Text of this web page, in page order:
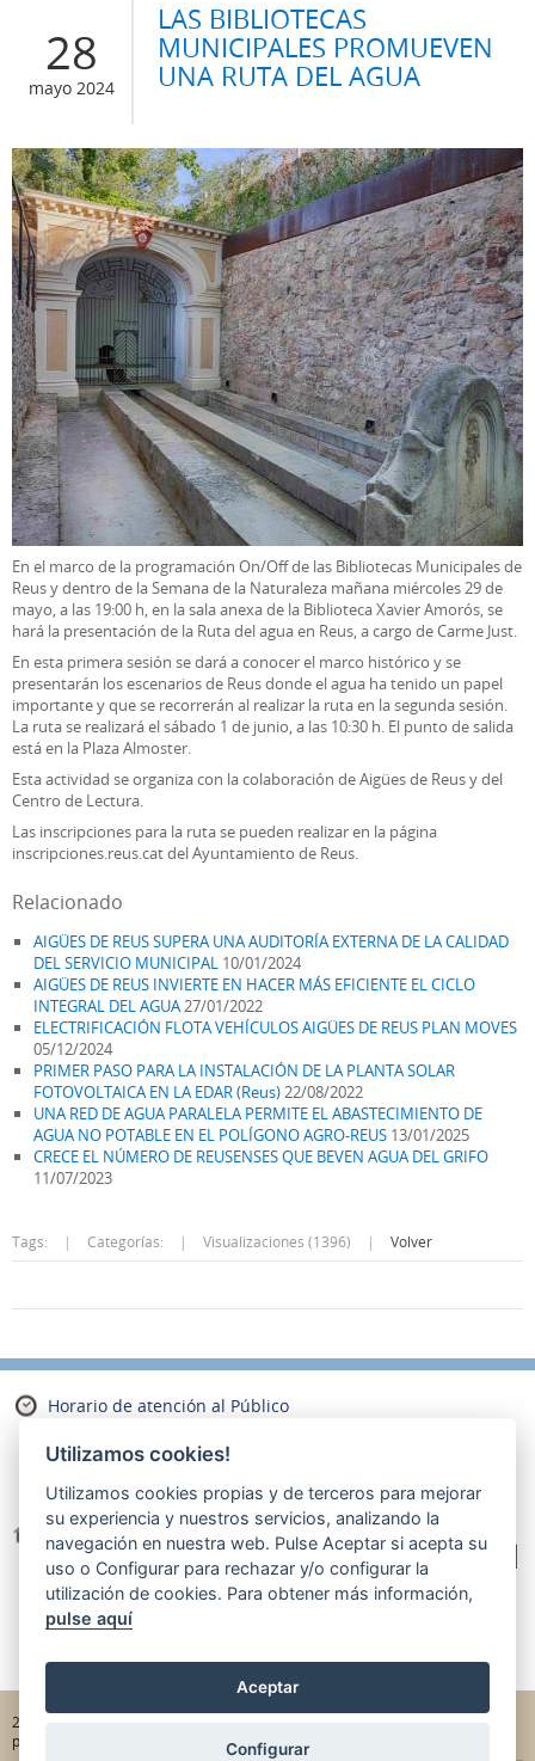
28
mayo 2024
LAS BIBLIOTECAS
MUNICIPALES PROMUEVEN
UNA RUTA DEL AGUA
En el marco de la programación On/Off de las Bibliotecas Municipales de
Reus y dentro de la Semana de la Naturaleza mañana miércoles 29 de
mayo, a las 19:00 h, en la sala anexa de la Biblioteca Xavier Amorós, se
hará la presentación de la Ruta del agua en Reus, a cargo de Carme Just.
En esta primera sesión se dará a conocer el marco histórico y se
presentarán los escenarios de Reus donde el agua ha tenido un papel
importante y que se recorrerán al realizar la ruta en la segunda sesión.
La ruta se realizará el sábado 1 de junio, a las 10:30 h. El punto de salida
está en la Plaza Almoster.
Esta actividad se organiza con la colaboración de Aigües de Reus y del
Centro de Lectura.
Las inscripciones para la ruta se pueden realizar en la página
inscripciones.reus.cat del Ayuntamiento de Reus.
Relacionado
AIGÜES DE REUS SUPERA UNA AUDITORÍA EXTERNA DE LA CALIDAD
DEL SERVICIO MUNICIPAL 10/01/2024
AIGÜES DE REUS INVIERTE EN HACER MÁS EFICIENTE EL CICLO
INTEGRAL DEL AGUA27/01/2022
ELECTRIFICACIÓN FLOTA VEHÍCULOS AIGÜES DE REUS PLAN MOVES
05/12/2024
PRIMER PASO PARA LA INSTALACIÓN DE LA PLANTA SOLAR
FOTOVOLTAICA EN LA EDAR (Reus)22/08/2022
UNA RED DE AGUA PARALELA PERMITE EL ABASTECIMIENTO DE
AGUA NO POTABLE EN EL POLÍGONO AGRO-REUS 13/01/2025
CRECE EL NÚMERO DE REUSENSES QUE BEVEN AGUA DEL GRIFO
11/07/2023
Tags: | Categorías: | Visualizaciones (1396) | Volver
Horario de atención al Público
De lunes a viernes de 8:30 a 13:30
Dirección
Pl. de les Aigües, 1
Tel. 900 774 000
E-mail aigues@aiguesdereus.cat
2022 - Aigües de Reus
privacidad
Política de cookies
Utilizamos cookies!
Utilizamos cookies propias y de terceros para mejorar
su experiencia y nuestros servicios, analizando la
navegación en nuestra web. Pulse Aceptar si acepta su
uso o Configurar para rechazar y/o configurar la
utilización de cookies. Para obtener más información,
pulse aquí
Aceptar
Configurar